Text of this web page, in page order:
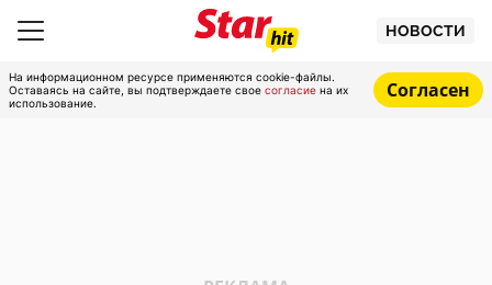
НОВОСТИ
На информационном ресурсе применяются cookie-файлы.
Оставаясь на сайте, вы подтверждаете свое согласие на их
использование.
Согласен